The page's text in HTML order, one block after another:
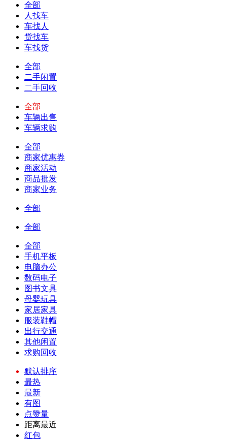
全部
人找车
车找人
货找车
车找货
全部
二手闲置
二手回收
全部
车辆出售
车辆求购
全部
商家优惠券
商家活动
商品批发
商家业务
全部
全部
全部
手机平板
电脑办公
数码电子
图书文具
母婴玩具
家居家具
服装鞋帽
出行交通
其他闲置
求购回收
默认排序
最热
最新
有图
点赞量
距离最近
红包